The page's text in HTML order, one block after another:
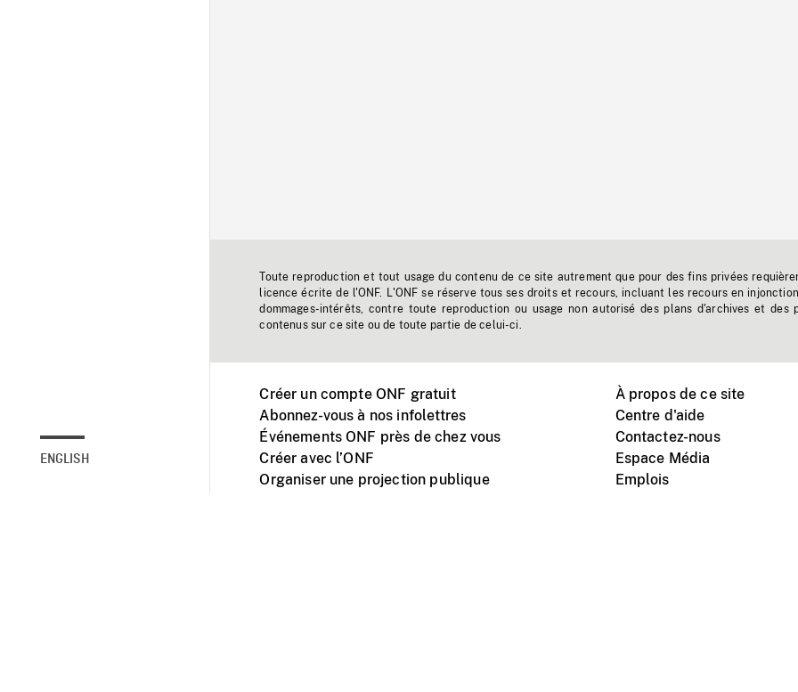
ENGLISH
Toute reproduction et tout usage du contenu de ce site autrement que pour des fins privées
licence écrite de l'ONF. L'ONF se réserve tous ses droits et recours, incluant les recours en
dommages-intérêts, contre toute reproduction ou usage non autorisé des plans d'archives et des
contenus sur ce site ou de toute partie de celui-ci.
Créer un compte ONF gratuit
Abonnez-vous à nos infolettres
Événements ONF près de chez vous
Créer avec l’ONF
Organiser une projection publique
À propos de ce site
Centre d'aide
Contactez-nous
Espace Média
Emplois